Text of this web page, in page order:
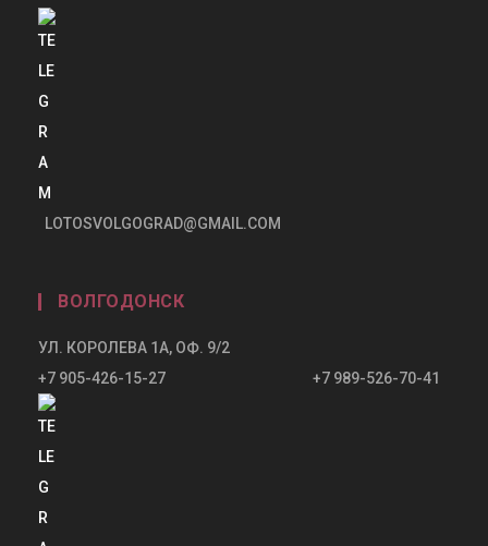
LOTOSVOLGOGRAD@GMAIL.COM
ВОЛГОДОНСК
УЛ. КОРОЛЕВА 1А, ОФ. 9/2
+7 905-426-15-27 +7 989-526-70-41